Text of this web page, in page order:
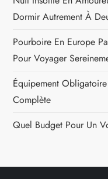
Dormir Autrement À
Pourboire En Europe
Pour Voyager
Équipement
Complète
Quel Budget Pour Un